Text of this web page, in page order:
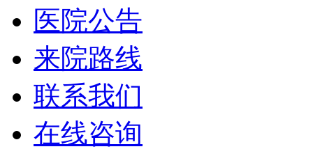
医院公告
来院路线
联系我们
在线咨询